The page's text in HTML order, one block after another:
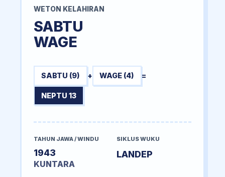
WETON KELAHIRAN
SABTU
WAGE
SABTU (9) + WAGE (4) =
NEPTU 13
TAHUN JAWA / WINDU
1943
KUNTARA
SIKLUS WUKU
LANDEP